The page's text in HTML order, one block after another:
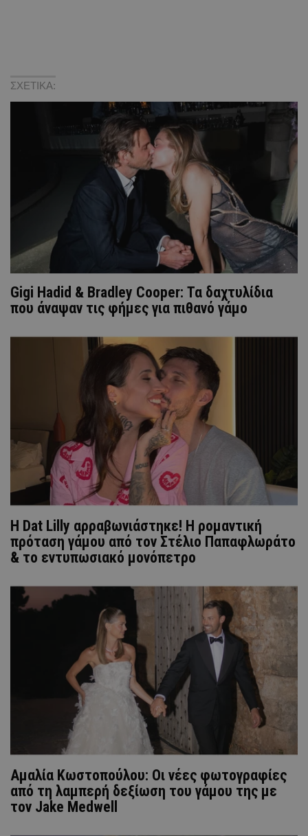
ΣΧΕΤΙΚΑ:
Gigi Hadid & Bradley Cooper: Τα δαχτυλίδια
που άναψαν τις φήμες για πιθανό γάμο
Η Dat Lilly αρραβωνιάστηκε! Η ρομαντική
πρόταση γάμου από τον Στέλιο Παπαφλωράτο
& το εντυπωσιακό μονόπετρο
Αμαλία Κωστοπούλου: Οι νέες φωτογραφίες
από τη λαμπερή δεξίωση του γάμου της με
τον Jake Medwell